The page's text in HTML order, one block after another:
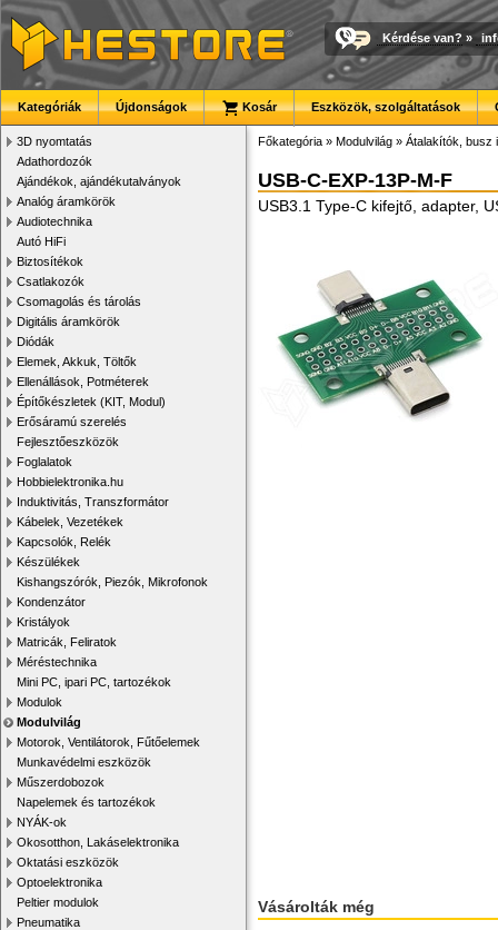
Kérdése van? »
Kategóriák Újdonságok Kosár Eszközök, szolgáltatások
3D nyomtatás
Adathordozók
Ajándékok, ajándékutalványok
Analóg áramkörök
Audiotechnika
Autó HiFi
Biztosítékok
Csatlakozók
Csomagolás és tárolás
Digitális áramkörök
Diódák
Elemek, Akkuk, Töltők
Ellenállások, Potméterek
Építőkészletek (KIT, Modul)
Erősáramú szerelés
Fejlesztőeszközök
Foglalatok
Hobbielektronika.hu
Induktivitás, Transzformátor
Kábelek, Vezetékek
Kapcsolók, Relék
Készülékek
Kishangszórók, Piezók, Mikrofonok
Kondenzátor
Kristályok
Matricák, Feliratok
Méréstechnika
Mini PC, ipari PC, tartozékok
Modulok
Modulvilág
Motorok, Ventilátorok, Fűtőelemek
Munkavédelmi eszközök
Műszerdobozok
Napelemek és tartozékok
NYÁK-ok
Okosotthon, Lakáselektronika
Oktatási eszközök
Optoelektronika
Peltier modulok
Pneumatika
Főkategória » Modulvilág » Átalakítók, busz
USB-C-EXP-13P-M-F
USB3.1 Type-C kifejtő, adapter,
Vásárolták még